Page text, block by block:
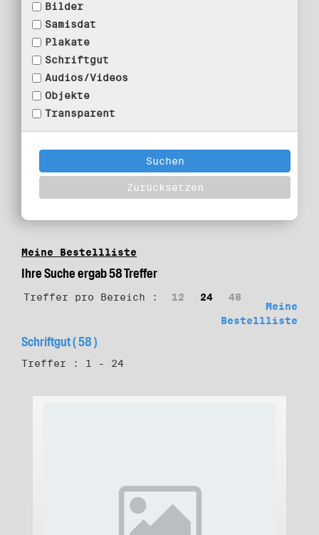
Bilder
Samisdat
Plakate
Schriftgut
Audios/Videos
Objekte
Transparent
Meine Bestellliste
Ihre Suche ergab 58 Treffer
Treffer pro Bereich : 12 24
48
Meine
Bestellliste
Schriftgut ( 58 )
Treffer : 1 - 24